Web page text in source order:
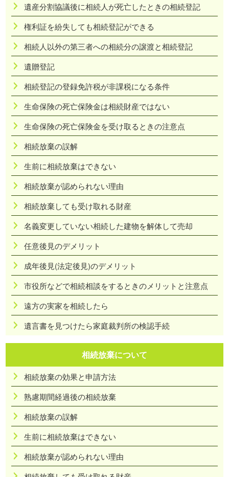
遺産分割協議後に相続人が死亡したときの相続登記
権利証を紛失しても相続登記ができる
相続人以外の第三者への相続分の譲渡と相続登記
遺贈登記
相続登記の登録免許税が非課税になる条件
生命保険の死亡保険金は相続財産ではない
生命保険の死亡保険金を受け取るときの注意点
相続放棄の誤解
生前に相続放棄はできない
相続放棄が認められない理由
相続放棄しても受け取れる財産
名義変更していない相続した建物を解体して売却
任意後見のデメリット
成年後見(法定後見)のデメリット
市役所などで相続相談をするときのメリットと注意点
遠方の実家を相続したら
遺言書を見つけたら家庭裁判所の検認手続
相続放棄について
相続放棄の効果と申請方法
熟慮期間経過後の相続放棄
相続放棄の誤解
生前に相続放棄はできない
相続放棄が認められない理由